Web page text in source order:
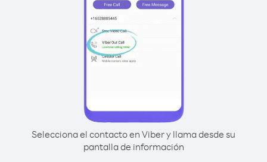
Selecciona el contacto en Viber y llama desde su
pantalla de información